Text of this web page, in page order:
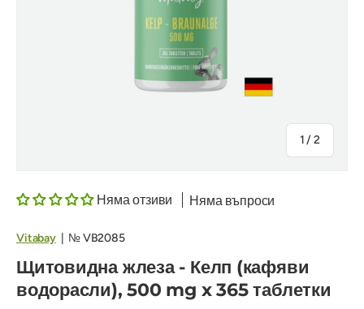
1 /на
2
Няма отзиви Няма въпроси
Vitabay| №VB2085
Щитовидна жлеза - Келп (кафяви
водорасли), 500 mg x 365 таблетки